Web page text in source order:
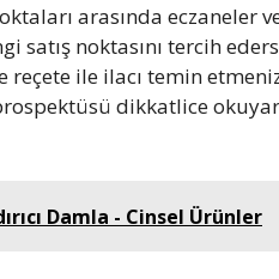
arasında eczaneler
satış noktasını tercih
ile ilacı temin
dikkatlice
Damla - Cinsel Ürünler